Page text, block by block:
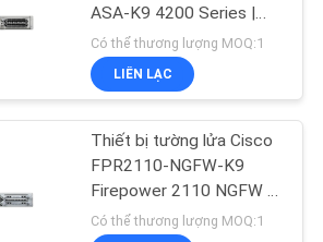
SFP của
302
ASA-K9 4200 Series |
Tường lửa bảo mật mạng
doanh nghiệp
Có thể thương lượng MOQ:1
LIÊN LẠC
Thiết bị tường lửa Cisco
FPR2110-NGFW-K9
Firepower 2110 NGFW |
Bảo mật doanh nghiệp
Có thể thương lượng MOQ:1